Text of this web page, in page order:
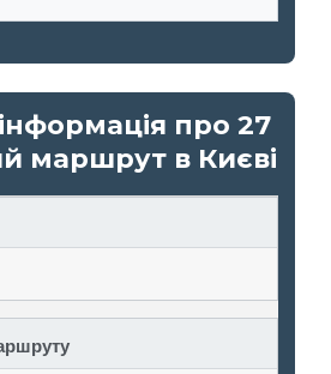
про 27
маршрут в Києві